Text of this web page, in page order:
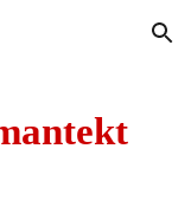
Skip to navigation